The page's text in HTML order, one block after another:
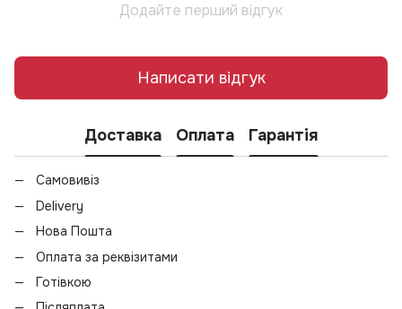
Додайте перший відгук
Написати відгук
Доставка Оплата Гарантія
Самовивіз
Delivery
Нова Пошта
Оплата за реквізитами
Готівкою